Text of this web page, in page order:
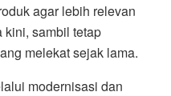
agar lebih relevan
kini, sambil tetap
melekat sejak lama.
modernisasi dan